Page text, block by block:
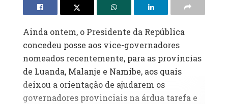
Ainda ontem, o Presidente da República
concedeu posse aos vice-governadores
nomeados recentemente, para as províncias
de Luanda, Malanje e Namibe, aos quais
deixou a orientação de ajudarem os
governadores provinciais na árdua tarefa e